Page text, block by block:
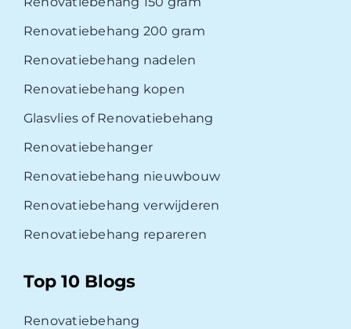
Renovatiebehang 200 gram
Renovatiebehang nadelen
Renovatiebehang kopen
Glasvlies of Renovatiebehang
Renovatiebehanger
Renovatiebehang nieuwbouw
Renovatiebehang verwijderen
Renovatiebehang repareren
Top 10 Blogs
Renovatiebehang